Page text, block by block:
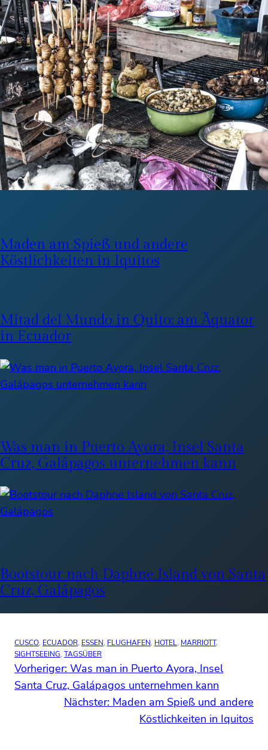
Maden am Spieß und andere
Köstlichkeiten in Iquitos
Mitad del Mundo in Quito: am Äquator
in Ecuador
Was man in Puerto Ayora, Insel Santa
Cruz, Galápagos unternehmen kann
Bootstour nach Daphne Island von Santa
Cruz, Galápagos
CUSCO, ECUADOR, ESSEN, FLUGHAFEN, HOTEL, MARRIOTT
SIGHTSEEING, TAGSÜBER
Vorheriger: Was man in Puerto Ayora, Insel
Santa Cruz, Galápagos unternehmen kann
Nächster: Maden am Spieß und andere
Köstlichkeiten in Iquitos